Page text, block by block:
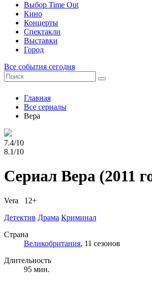
Выбор Time Out
Кино
Концерты
Спектакли
Выставки
Город
Все события сегодня
Главная
Все сериалы
Вера
7.4/10
8.1/10
Сериал Вера (2011
Vera 12+
Детектив Драма Криминал
Страна
Великобритания, 11 сезонов
Длительность
95 мин.